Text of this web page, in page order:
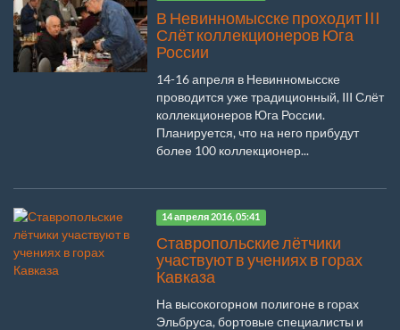
В Невинномысске проходит III
Слёт коллекционеров Юга
России
14-16 апреля в Невинномысске
проводится уже традиционный, III Слёт
коллекционеров Юга России.
Планируется, что на него прибудут
более 100 коллекционер...
14 апреля 2016, 05:41
Ставропольские лётчики
участвуют в учениях в горах
Кавказа
На высокогорном полигоне в горах
Эльбруса, бортовые специалисты и